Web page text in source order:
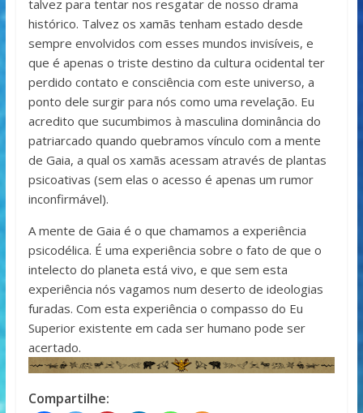
talvez para tentar nos resgatar de nosso drama
histórico. Talvez os xamãs tenham estado desde
sempre envolvidos com esses mundos invisíveis, e
que é apenas o triste destino da cultura ocidental ter
perdido contato e consciência com este universo, a
ponto dele surgir para nós como uma revelação. Eu
acredito que sucumbimos à masculina dominância do
patriarcado quando quebramos vínculo com a mente
de Gaia, a qual os xamãs acessam através de plantas
psicoativas (sem elas o acesso é apenas um rumor
inconfirmável).
A mente de Gaia é o que chamamos a experiência
psicodélica. É uma experiência sobre o fato de que o
intelecto do planeta está vivo, e que sem esta
experiência nós vagamos num deserto de ideologias
furadas. Com esta experiência o compasso do Eu
Superior existente em cada ser humano pode ser
acertado.
Compartilhe: